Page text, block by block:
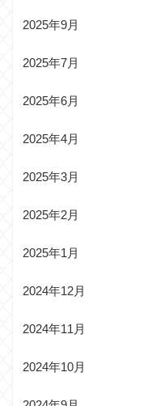
2025年9月
2025年7月
2025年6月
2025年4月
2025年3月
2025年2月
2025年1月
2024年12月
2024年11月
2024年10月